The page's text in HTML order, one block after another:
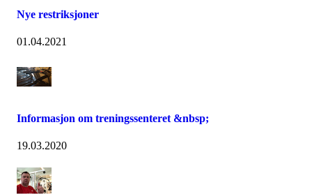
Nye restriksjoner
01.04.2021
Informasjon om treningssenteret &nbsp;
19.03.2020